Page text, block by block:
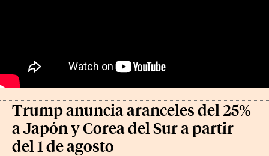
Trump anuncia aranceles del 25%
a Japón y Corea del Sur a partir
del 1 de agosto